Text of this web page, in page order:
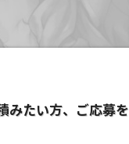
みたい方、ご応募